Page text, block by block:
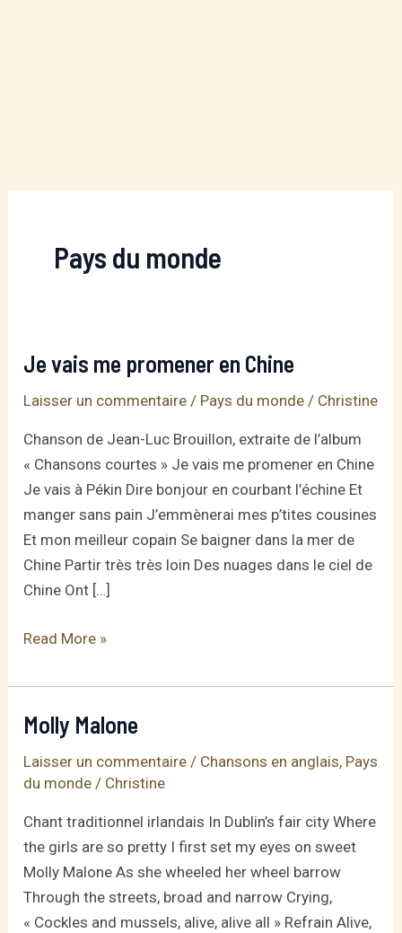
Pays du monde
Je vais me promener en Chine
Laisser un commentaire / Pays du monde / Christine
Chanson de Jean-Luc Brouillon, extraite de l’album
« Chansons courtes » Je vais me promener en Chine
Je vais à Pékin Dire bonjour en courbant l’échine Et
manger sans pain J’emmènerai mes p’tites cousines
Et mon meilleur copain Se baigner dans la mer de
Chine Partir très très loin Des nuages dans le ciel de
Chine Ont […]
Je
me
promener
en
Chine
Read More »
Molly Malone
Laisser un commentaire / Chansons en anglais, Pays
du monde / Christine
Chant traditionnel irlandais In Dublin’s fair city Where
the girls are so pretty I first set my eyes on sweet
Molly Malone As she wheeled her wheel barrow
Through the streets, broad and narrow Crying,
« Cockles and mussels, alive, alive all » Refrain Alive,